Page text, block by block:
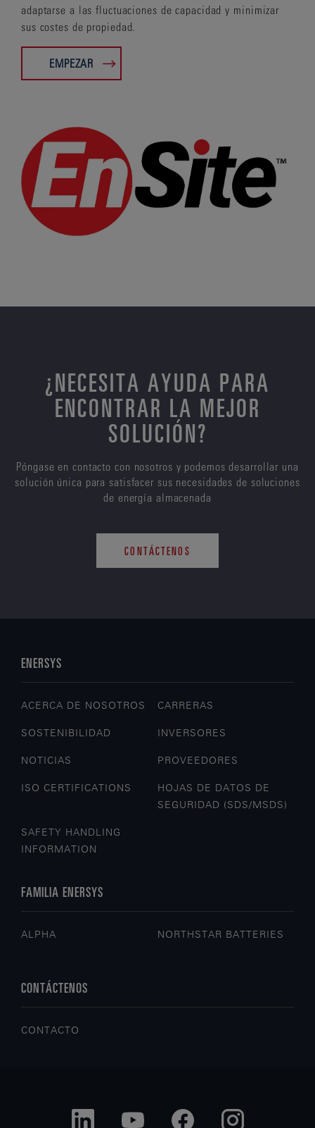
adaptarse a las fluctuaciones de capacidad y minimizar
sus costes de propiedad.
EMPEZAR
¿NECESITA AYUDA PARA
ENCONTRAR LA MEJOR
SOLUCIÓN?
Póngase en contacto con nosotros y podemos desarrollar una
solución única para satisfacer sus necesidades de soluciones
de energía almacenada
CONTÁCTENOS
ENERSYS
ACERCA DE NOSOTROS CARRERAS
SOSTENIBILIDAD INVERSORES
NOTICIAS PROVEEDORES
ISO CERTIFICATIONS
HOJAS DE DATOS DE
SEGURIDAD (SDS/MSDS)
SAFETY HANDLING
INFORMATION
FAMILIA ENERSYS
ALPHA NORTHSTAR BATTERIES
CONTÁCTENOS
CONTACTO